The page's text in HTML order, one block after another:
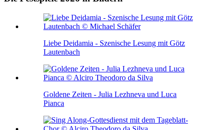
Liebe Deidamia - Szenische Lesung mit Götz
Lautenbach
Goldene Zeiten - Julia Lezhneva und Luca
Pianca